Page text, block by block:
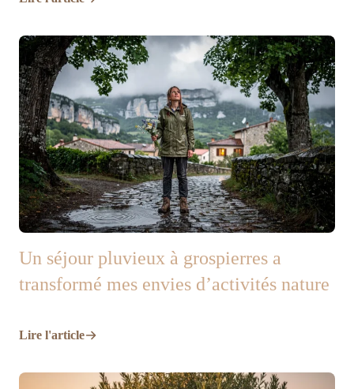
Un séjour pluvieux à grospierres a
transformé mes envies d’activités nature
Lire l'article